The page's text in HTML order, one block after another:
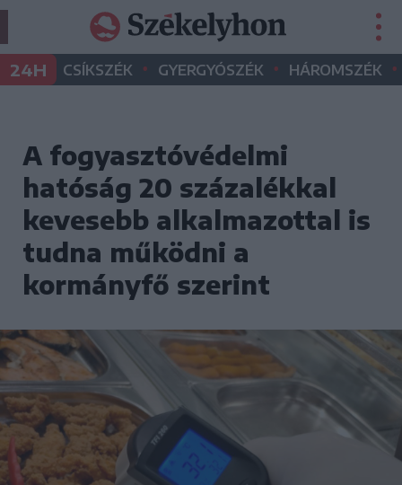
24H CSÍKSZÉK • GYERGYÓSZÉK • HÁROMSZÉK •
A fogyasztóvédelmi
hatóság 20 százalékkal
kevesebb alkalmazottal is
tudna működni a
kormányfő szerint